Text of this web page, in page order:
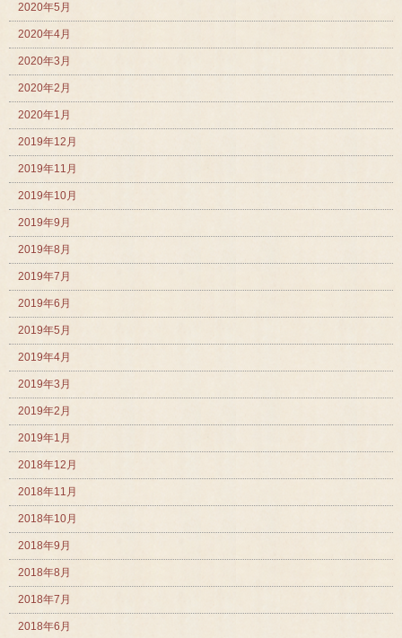
2020年5月
2020年4月
2020年3月
2020年2月
2020年1月
2019年12月
2019年11月
2019年10月
2019年9月
2019年8月
2019年7月
2019年6月
2019年5月
2019年4月
2019年3月
2019年2月
2019年1月
2018年12月
2018年11月
2018年10月
2018年9月
2018年8月
2018年7月
2018年6月